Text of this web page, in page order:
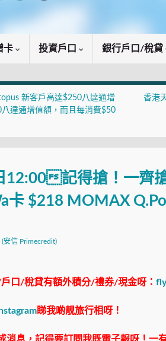
卡 投資戶口 銀行戶口/稅貸
新客戶高達$250八達通增
達通增值額，而且每消費$50
香港
12:00記得搶！一齊
卡 $218 MOMAX
安信 Primecredit)
口/稅貸有額外積分/禮券/現金呀：
睇我啲靚旅行相呀！